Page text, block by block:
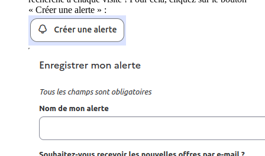
« Créer une alerte » :